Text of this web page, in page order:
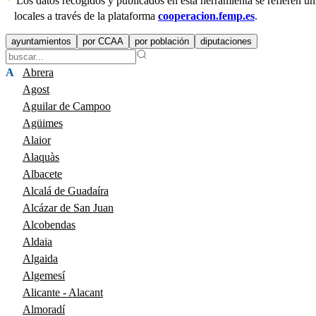
locales a través de la plataforma cooperacion.femp.es.
ayuntamientos por CCAA por población diputaciones
A
Abrera
Agost
Aguilar de Campoo
Agüimes
Alaior
Alaquàs
Albacete
Alcalá de Guadaíra
Alcázar de San Juan
Alcobendas
Aldaia
Algaida
Algemesí
Alicante - Alacant
Almoradí